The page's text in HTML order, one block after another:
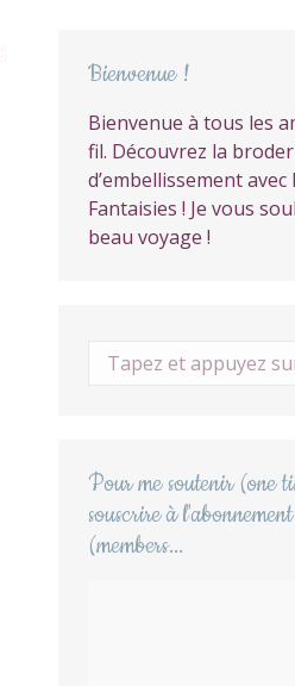
Bienvenue !
Bienvenue à tous les
fil. Découvrez la
d’embellissement avec
Fantaisies ! Je vous
beau voyage !
Recherche
Pour me soutenir (one
souscrire à
(members...